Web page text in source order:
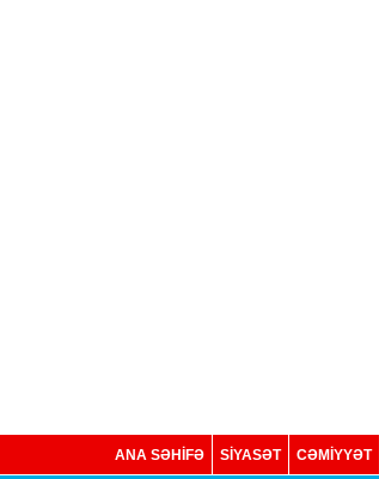
ANA SƏHİFƏ SİYASƏT CƏMİYYƏT